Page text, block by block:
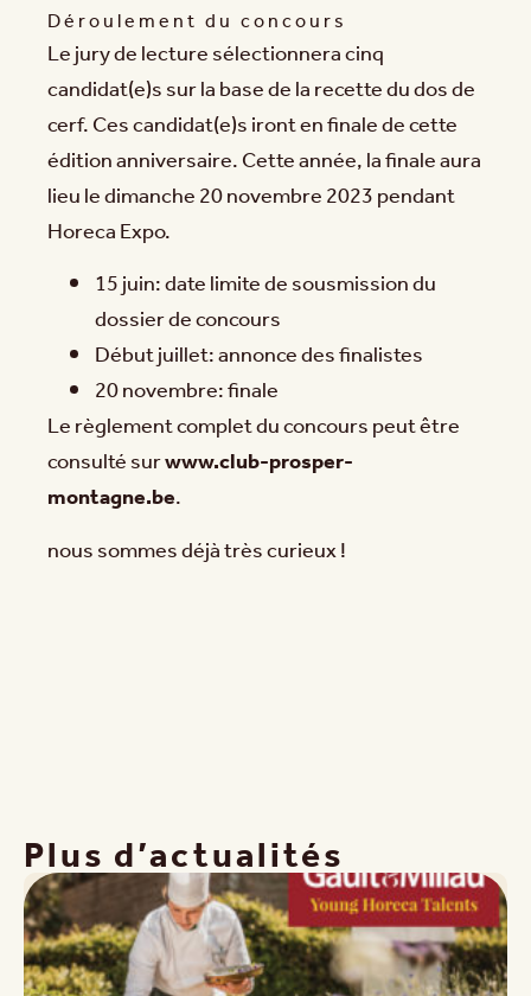
Déroulement du concours
Le jury de lecture sélectionnera cinq
candidat(e)s sur la base de la recette du dos de
cerf. Ces candidat(e)s iront en finale de cette
édition anniversaire. Cette année, la finale aura
lieu le dimanche 20 novembre 2023 pendant
Horeca Expo.
15 juin: date limite de sousmission du
dossier de concours
Début juillet: annonce des finalistes
20 novembre: finale
Le règlement complet du concours peut être
consulté surwww.club-prosper-
montagne.be.
nous sommes déjà très curieux !
Plus d’actualités